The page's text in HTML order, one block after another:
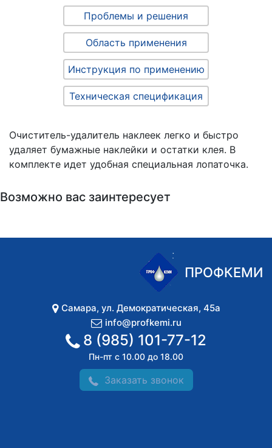
Проблемы и решения
Область применения
Инструкция по применению
Техническая спецификация
Очиститель-удалитель наклеек легко и быстро
удаляет бумажные наклейки и остатки клея. В
комплекте идет удобная специальная лопаточка.
Возможно вас заинтересует
ПРОФКЕМИ
Самара, ул. Демократическая, 45а
info@profkemi.ru
8 (985) 101-77-12
Пн-пт с 10.00 до 18.00
Заказать звонок